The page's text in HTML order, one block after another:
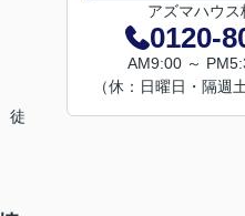
徒
アズマハウス
0120-
AM9:00 ～
（休：日曜日・隔週